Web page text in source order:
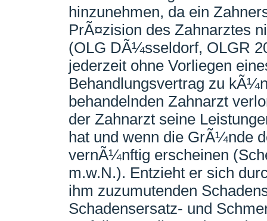
hinzunehmen, da ein
PrÃ¤zision des Zahnarztes
(OLG DÃ¼sseldorf, OLGR
jederzeit ohne Vorliegen
Behandlungsvertrag zu
behandelnden Zahnarzt
der Zahnarzt seine
hat und wenn die GrÃ¼nde
vernÃ¼nftig erscheinen
m.w.N.). Entzieht er sich
ihm zuzumutenden
Schadensersatz- und